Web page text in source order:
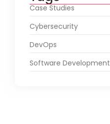
Case Studies
Cybersecurity
DevOps
Software Development